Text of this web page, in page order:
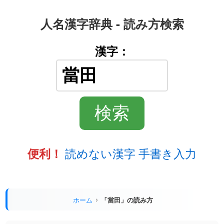
人名漢字辞典 - 読み方検索
漢字：
便利！ 読めない漢字 手書き入力
ホーム 「當田」の読み方